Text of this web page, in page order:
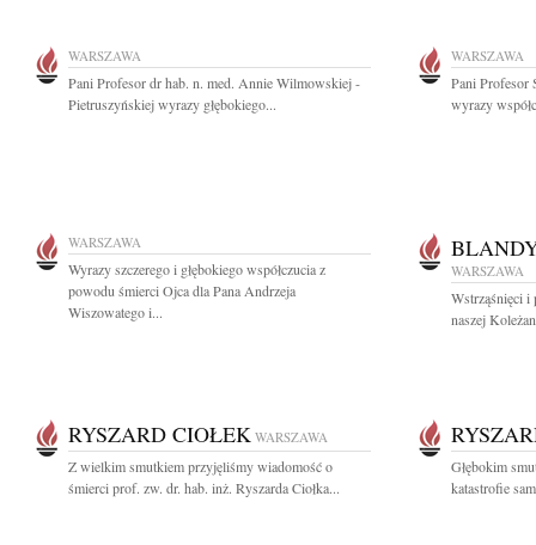
WARSZAWA
Pani Profesor dr hab. n. med. Annie Wilmowskiej -
Pietruszyńskiej wyrazy głębokiego...
WARSZAWA
Pani Profesor
wyrazy
WARSZAWA
Wyrazy szczerego i głębokiego współczucia z
powodu śmierci Ojca dla Pana Andrzeja
Wiszowatego i...
WARSZAWA
Wstrząśnięci i
naszej
RYSZARD CIOŁEK WARSZAWA
Z wielkim smutkiem przyjęliśmy wiadomość o
śmierci prof. zw. dr. hab. inż. Ryszarda Ciołka...
Głębokim
katastrofie